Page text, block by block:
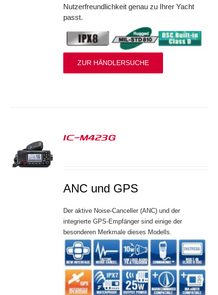
Nutzerfreundlichkeit genau zu Ihrer Yacht
passt.
ZUR HÄNDLERSUCHE
IC-M423G
ANC und GPS
Der aktive Noise-Canceller (ANC) und der
integrierte GPS-Empfänger sind einige der
besonderen Merkmale dieses Modells.